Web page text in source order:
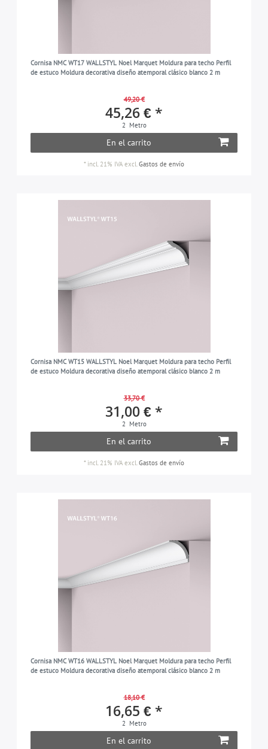
Cornisa NMC WT17 WALLSTYL Noel Marquet Moldura para techo Perfil
de estuco Moldura decorativa diseño atemporal clásico blanco 2 m
49,20 €
45,26 € *
2 Metro
En el carrito
* incl. 21% IVA excl.Gastos de envío
Cornisa NMC WT15 WALLSTYL Noel Marquet Moldura para techo Perfil
de estuco Moldura decorativa diseño atemporal clásico blanco 2 m
33,70 €
31,00 € *
2 Metro
En el carrito
* incl. 21% IVA excl.Gastos de envío
Cornisa NMC WT16 WALLSTYL Noel Marquet Moldura para techo Perfil
de estuco Moldura decorativa diseño atemporal clásico blanco 2 m
18,10 €
16,65 € *
2 Metro
En el carrito